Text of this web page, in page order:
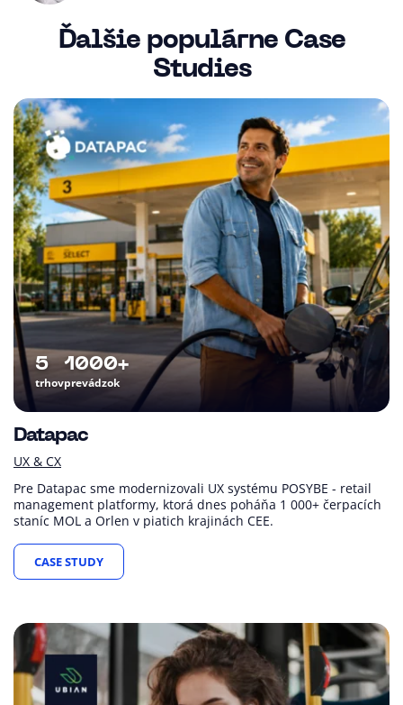
Ďalšie populárne Case
Studies
trhov
5
prevádzok
1000+
Datapac
UX & CX
Pre Datapac sme modernizovali UX systému POSYBE - retail
management platformy, ktorá dnes poháňa 1 000+ čerpacích
staníc MOL a Orlen v piatich krajinách CEE.
CASE STUDY